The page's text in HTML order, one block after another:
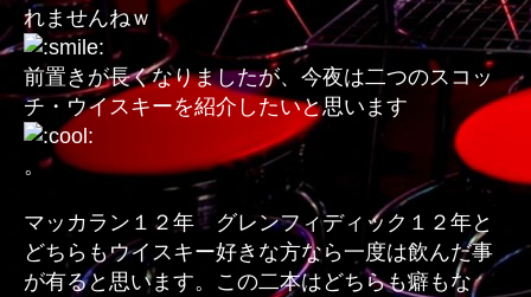
チ？！
～
へ
の
れませんねｗ
前置きが長くなりましたが、今夜は二つのスコッ
チ・ウイスキーを紹介したいと思います
。
マッカラン１２年 グレンフィディック１２年と
どちらもウイスキー好きな方なら一度は飲んだ事
が有ると思います。この二本はどちらも癖もな